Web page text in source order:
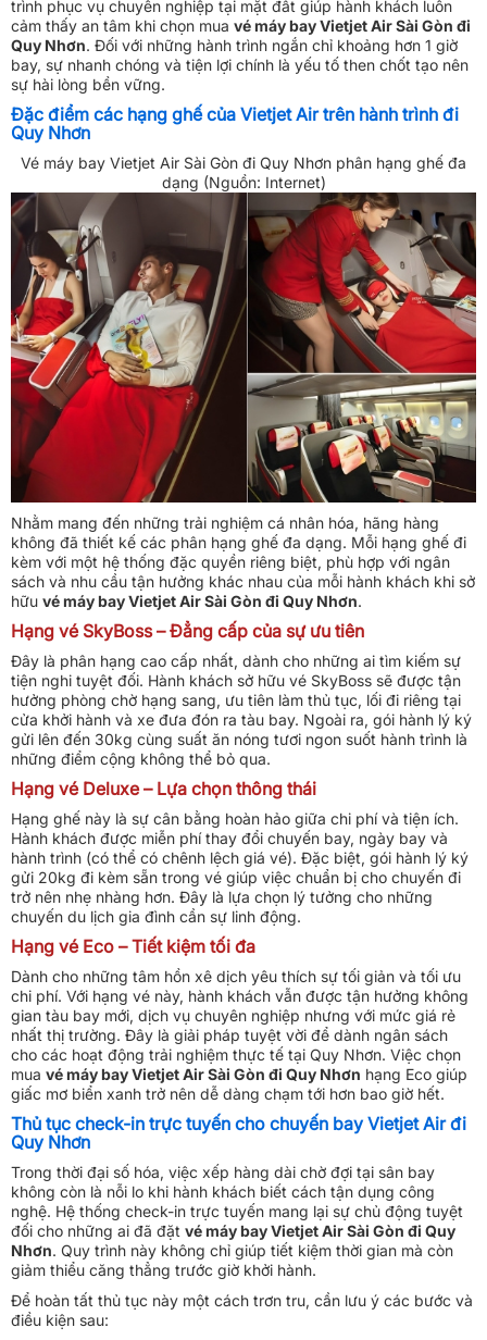
trình phục vụ chuyên nghiệp tại mặt đất giúp hành khách luôn
cảm thấy an tâm khi chọn mua vé máy bay Vietjet Air Sài Gòn đi
Quy Nhơn. Đối với những hành trình ngắn chỉ khoảng hơn 1 giờ
bay, sự nhanh chóng và tiện lợi chính là yếu tố then chốt tạo nên
sự hài lòng bền vững.
Đặc điểm các hạng ghế của Vietjet Air trên hành trình đi
Quy Nhơn
Vé máy bay Vietjet Air Sài Gòn đi Quy Nhơn phân hạng ghế đa
dạng (Nguồn: Internet)
Nhằm mang đến những trải nghiệm cá nhân hóa, hãng hàng
không đã thiết kế các phân hạng ghế đa dạng. Mỗi hạng ghế đi
kèm với một hệ thống đặc quyền riêng biệt, phù hợp với ngân
sách và nhu cầu tận hưởng khác nhau của mỗi hành khách khi sở
hữu vé máy bay Vietjet Air Sài Gòn đi Quy Nhơn.
Hạng vé SkyBoss – Đẳng cấp của sự ưu tiên
Đây là phân hạng cao cấp nhất, dành cho những ai tìm kiếm sự
tiện nghi tuyệt đối. Hành khách sở hữu vé SkyBoss sẽ được tận
hưởng phòng chờ hạng sang, ưu tiên làm thủ tục, lối đi riêng tại
cửa khởi hành và xe đưa đón ra tàu bay. Ngoài ra, gói hành lý ký
gửi lên đến 30kg cùng suất ăn nóng tươi ngon suốt hành trình là
những điểm cộng không thể bỏ qua.
Hạng vé Deluxe – Lựa chọn thông thái
Hạng ghế này là sự cân bằng hoàn hảo giữa chi phí và tiện ích.
Hành khách được miễn phí thay đổi chuyến bay, ngày bay và
hành trình (có thể có chênh lệch giá vé). Đặc biệt, gói hành lý ký
gửi 20kg đi kèm sẵn trong vé giúp việc chuẩn bị cho chuyến đi
trở nên nhẹ nhàng hơn. Đây là lựa chọn lý tưởng cho những
chuyến du lịch gia đình cần sự linh động.
Hạng vé Eco – Tiết kiệm tối đa
Dành cho những tâm hồn xê dịch yêu thích sự tối giản và tối ưu
chi phí. Với hạng vé này, hành khách vẫn được tận hưởng không
gian tàu bay mới, dịch vụ chuyên nghiệp nhưng với mức giá rẻ
nhất thị trường. Đây là giải pháp tuyệt vời để dành ngân sách
cho các hoạt động trải nghiệm thực tế tại Quy Nhơn. Việc chọn
mua vé máy bay Vietjet Air Sài Gòn đi Quy Nhơn hạng Eco giúp
giấc mơ biển xanh trở nên dễ dàng chạm tới hơn bao giờ hết.
Thủ tục check-in trực tuyến cho chuyến bay Vietjet Air đi
Quy Nhơn
Trong thời đại số hóa, việc xếp hàng dài chờ đợi tại sân bay
không còn là nỗi lo khi hành khách biết cách tận dụng công
nghệ. Hệ thống check-in trực tuyến mang lại sự chủ động tuyệt
đối cho những ai đã đặt vé máy bay Vietjet Air Sài Gòn đi Quy
Nhơn. Quy trình này không chỉ giúp tiết kiệm thời gian mà còn
giảm thiểu căng thẳng trước giờ khởi hành.
Để hoàn tất thủ tục này một cách trơn tru, cần lưu ý các bước và
điều kiện sau: